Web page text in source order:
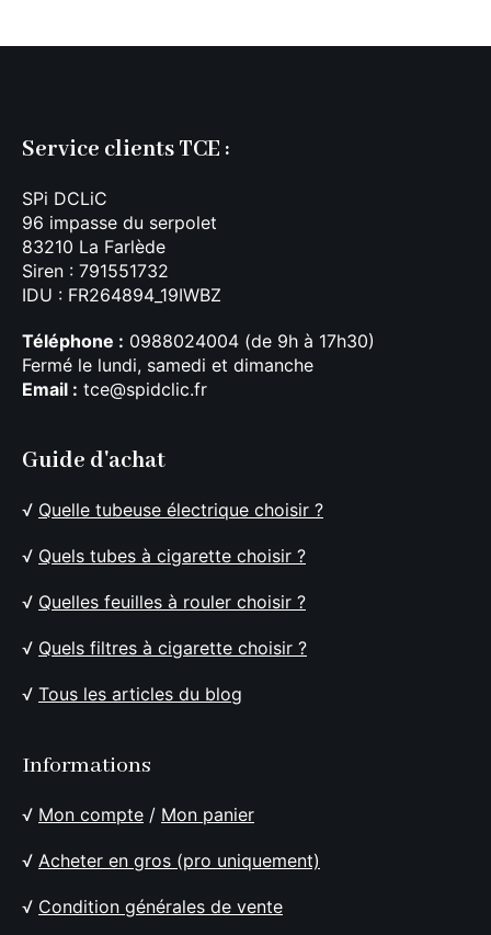
Service clients TCE :
SPi DCLiC
96 impasse du serpolet
83210 La Farlède
Siren : 791551732
IDU : FR264894_19IWBZ
Téléphone : 0988024004 (de 9h à 17h30)
Fermé le lundi, samedi et dimanche
Email : tce@spidclic.fr
Guide d'achat
√ Quelle tubeuse électrique choisir ?
√ Quels tubes à cigarette choisir ?
√ Quelles feuilles à rouler choisir ?
√ Quels filtres à cigarette choisir ?
√ Tous les articles du blog
Informations
√ Mon compte / Mon panier
√ Acheter en gros (pro uniquement)
√ Condition générales de vente